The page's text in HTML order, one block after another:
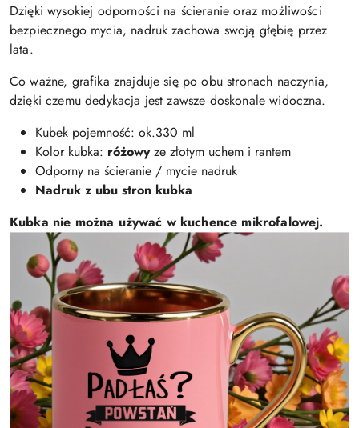
Dzięki wysokiej odporności na ścieranie oraz możliwości
bezpiecznego mycia, nadruk zachowa swoją głębię przez
lata.
Co ważne, grafika znajduje się po obu stronach naczynia,
dzięki czemu dedykacja jest zawsze doskonale widoczna.
Kubek pojemność: ok.330 ml
Kolor kubka: różowyze złotym uchem i rantem
Odporny na ścieranie / mycie nadruk
Nadruk z ubu stron kubka
Kubka nie można używać w kuchence mikrofalowej.